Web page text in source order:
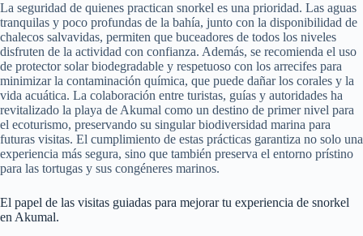
La seguridad de quienes practican snorkel es una prioridad. Las aguas
tranquilas y poco profundas de la bahía, junto con la disponibilidad de
chalecos salvavidas, permiten que buceadores de todos los niveles
disfruten de la actividad con confianza. Además, se recomienda el uso
de protector solar biodegradable y respetuoso con los arrecifes para
minimizar la contaminación química, que puede dañar los corales y la
vida acuática. La colaboración entre turistas, guías y autoridades ha
revitalizado la playa de Akumal como un destino de primer nivel para
el ecoturismo, preservando su singular biodiversidad marina para
futuras visitas. El cumplimiento de estas prácticas garantiza no solo una
experiencia más segura, sino que también preserva el entorno prístino
para las tortugas y sus congéneres marinos.
El papel de las visitas guiadas para mejorar tu experiencia de snorkel
en Akumal.